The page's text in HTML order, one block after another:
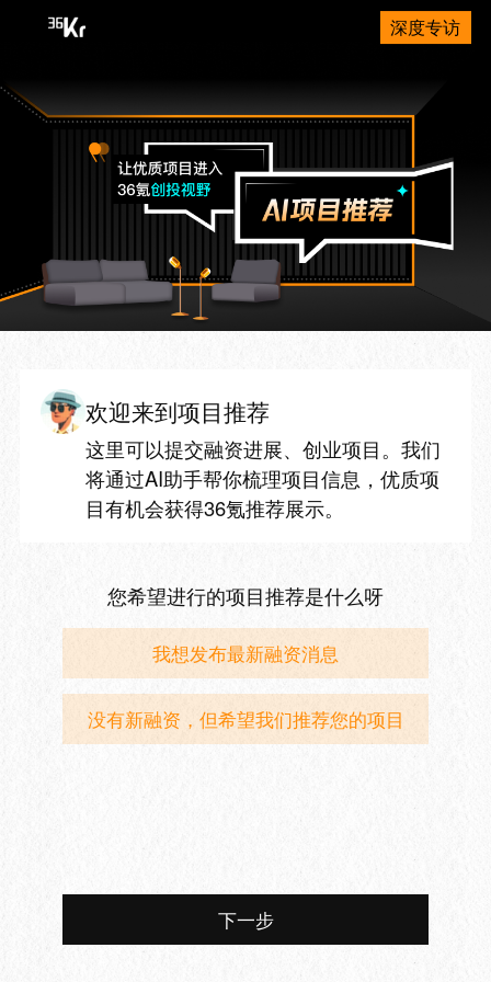
深度专访
欢迎来到项目推荐
这里可以提交融资进展、创业项目。我们
将通过AI助手帮你梳理项目信息，优质项
目有机会获得36氪推荐展示。
您希望进行的项目推荐是什么呀
我想发布最新融资消息
没有新融资，但希望我们推荐您的项目
下一步